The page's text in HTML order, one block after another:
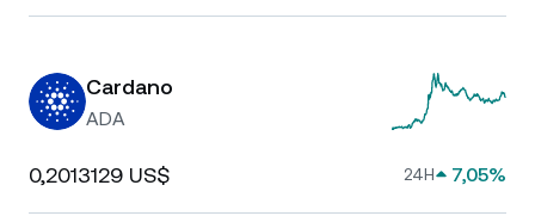
Cardano
ADA
0,2013129 US$ 24H 7,05%